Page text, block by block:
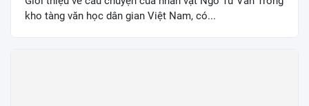
kho tàng văn học dân gian Việt Nam, có...